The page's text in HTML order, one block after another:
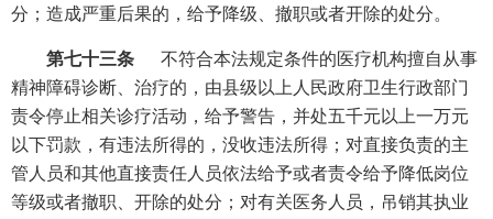
分；造成严重后果的，给予降级、撤职或者开除的处分。
第七十三条
不符合本法规定条件的医疗机构擅自从事
精神障碍诊断、治疗的，由县级以上人民政府卫生行政部门
责令停止相关诊疗活动，给予警告，并处五千元以上一万元
以下罚款，有违法所得的，没收违法所得；对直接负责的主
管人员和其他直接责任人员依法给予或者责令给予降低岗位
等级或者撤职、开除的处分；对有关医务人员，吊销其执业